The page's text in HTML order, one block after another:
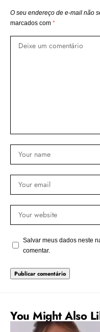
O seu endereço de e-mail não
marcados com *
Salvar meus dados neste
comentar.
You Might Also